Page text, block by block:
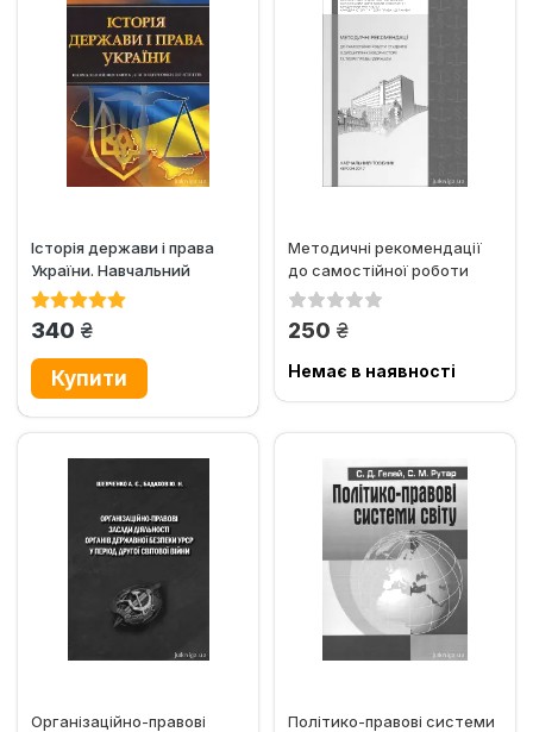
Історія держави і права
України. Навчальний
посібник для підготовки
340 грн.
Методичні рекомендації
до самостійної роботи
студентів з дисциплін...
250 грн.
Немає в наявності
Організаційно-правові Політико-правові системи